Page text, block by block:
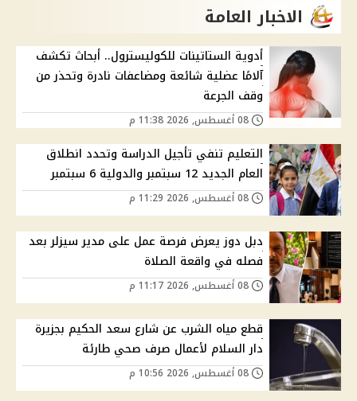
الاخبار العامة
أدوية الستاتينات للكوليسترول.. أبحاث تكشف
آلامًا عضلية شائعة ومضاعفات نادرة وتحذر من
وقف الجرعة
التعليم تنفي تأجيل الدراسة وتحدد انطلاق
العام الجديد 12 سبتمبر والدولية 6 سبتمبر
دبل دوز يعرض فرصة عمل على مدير سيزلر بعد
فصله في واقعة الصلاة
قطع مياه الشرب عن شارع سعد الحكيم بجزيرة
دار السلام لأعمال صرف صحي طارئة